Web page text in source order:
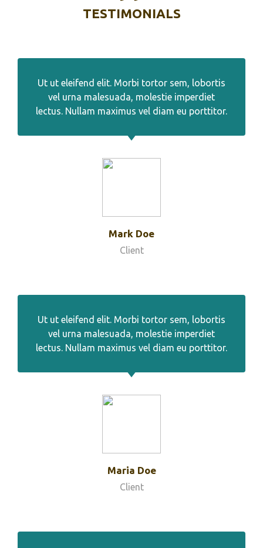
TESTIMONIALS
Ut ut eleifend elit. Morbi tortor sem, lobortis
vel urna malesuada, molestie imperdiet
lectus. Nullam maximus vel diam eu porttitor.
Mark Doe
Client
Ut ut eleifend elit. Morbi tortor sem, lobortis
vel urna malesuada, molestie imperdiet
lectus. Nullam maximus vel diam eu porttitor.
Maria Doe
Client